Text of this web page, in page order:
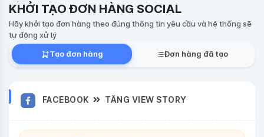
KHỞI TẠO ĐƠN HÀNG SOCIAL
Hãy khởi tạo đơn hàng theo đúng thông tin yêu cầu và hệ thống sẽ
tự động xử lý
Tạo đơn hàng
Đơn hàng đã tạo
FACEBOOK TĂNG VIEW STORY